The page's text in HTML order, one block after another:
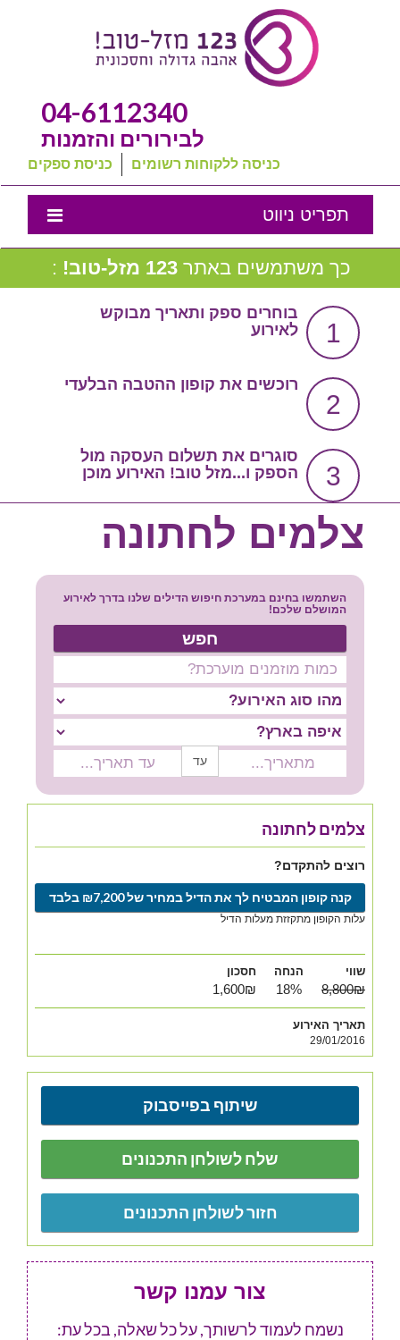
04-6112340
לבירורים והזמנות
כניסת ספקים כניסה ללקוחות רשומים
תפריט ניווט
אמנת השירות
נבחרת המומלצים שלנו
טיפים לחתונה
צור קשר
סרטון הסבר
כך משתמשים באתר 123 מזל-טוב! :
1
בוחרים ספק ותאריך מבוקש
לאירוע
2
רוכשים את קופון ההטבה הבלעדי
3
סוגרים את תשלום העסקה מול
הספק ו...מזל טוב! האירוע מוכן
צלמים לחתונה
השתמשו בחינם במערכת חיפוש הדילים שלנו בדרך לאירוע
המושלם שלכם!
חפש
עד
צלמים לחתונה
רוצים להתקדם?
קנה קופון המבטיח לך את הדיל במחיר של ₪7,200 בלבד
עלות הקופון מתקזזת מעלות הדיל
שווי
8,800₪
הנחה
18%
חסכון
1,600₪
תאריך האירוע
29/01/2016
שיתוף בפייסבוק
שלח לשולחן התכנונים
חזור לשולחן התכנונים
צור עמנו קשר
נשמח לעמוד לרשותך, על כל שאלה, בכל עת: